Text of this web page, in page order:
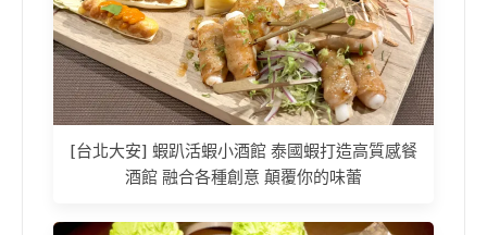
[台北大安] 蝦趴活蝦小酒館 泰國蝦打造高質感餐
酒館 融合各種創意 顛覆你的味蕾